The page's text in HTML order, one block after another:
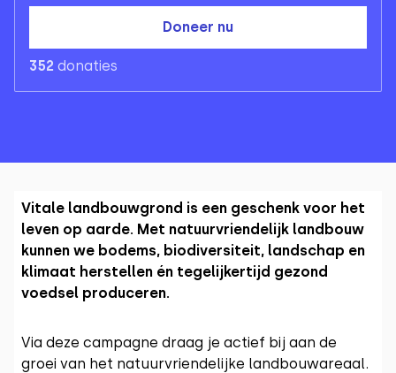
Doneer nu
352 donaties
Vitale landbouwgrond is een geschenk voor het
leven op aarde. Met natuurvriendelijk landbouw
kunnen we bodems, biodiversiteit, landschap en
klimaat herstellen én tegelijkertijd gezond
voedsel produceren.
Via deze campagne draag je actief bij aan de
groei van het natuurvriendelijke landbouwareaal.